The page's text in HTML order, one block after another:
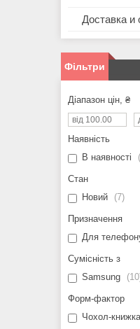
Доставка и
Фільтри
Діапазон цін, ₴
Наявність
В наявності
Стан
Новий
7
Призначення
Для
Сумісність з
Samsung
10
Форм-фактор
Чохол-книжка